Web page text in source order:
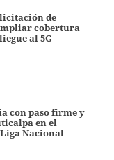
de
cobertura
al 5G
con paso firme y
en el
Nacional